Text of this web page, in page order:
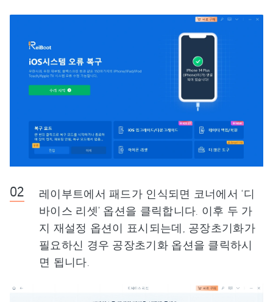
레이부트에서 패드가 인식되면 코너에서 ‘디
바이스 리셋’ 옵션을 클릭합니다. 이후 두 가
지 재설정 옵션이 표시되는데, 공장초기화가
필요하신 경우 공장초기화 옵션을 클릭하시
면 됩니다.